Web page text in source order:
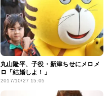
丸山隆平、子役・新津ちせにメロメ
ロ「結婚しよ！」
2017/10/27 15:05